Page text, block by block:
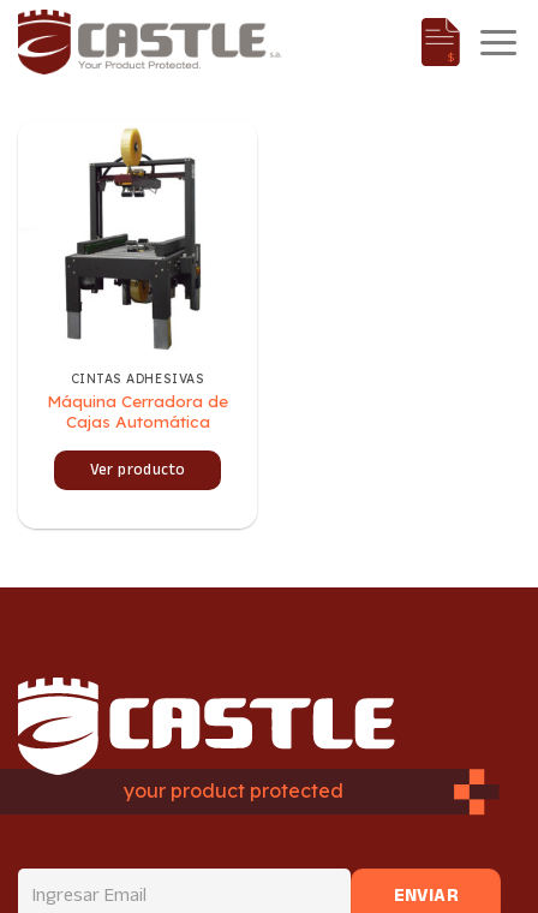
Saltar
contenido
CINTAS ADHESIVAS
Máquina Cerradora de
Cajas Automática
Ver producto
your product protected